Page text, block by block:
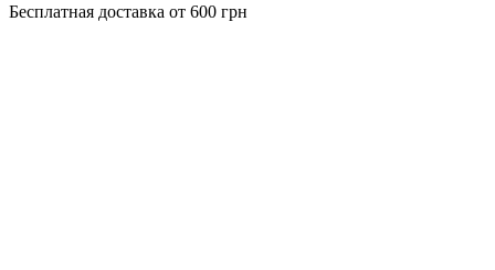
Бесплатная доставка от 600 грн